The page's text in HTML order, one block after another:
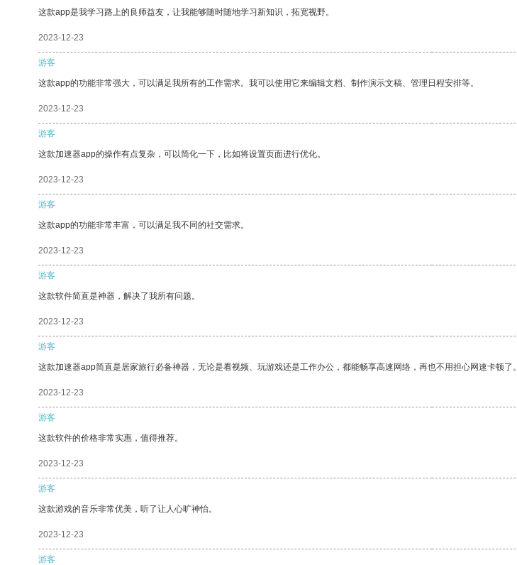
这款app是我学习路上的良师益友，让我能够随时随地学习新知识，拓宽视野。
2023-12-23
游客
这款app的功能非常强大，可以满足我所有的工作需求。我可以使用它来编辑文档、制作演示文稿、管理日程安排等。
2023-12-23
游客
这款加速器app的操作有点复杂，可以简化一下，比如将设置页面进行优化。
2023-12-23
游客
这款app的功能非常丰富，可以满足我不同的社交需求。
2023-12-23
游客
这款软件简直是神器，解决了我所有问题。
2023-12-23
游客
这款加速器app简直是居家旅行必备神器，无论是看视频、玩游戏还是工作办公，都能畅享高速网络，再也不用担心网速卡顿了。
2023-12-23
游客
这款软件的价格非常实惠，值得推荐。
2023-12-23
游客
这款游戏的音乐非常优美，听了让人心旷神怡。
2023-12-23
游客